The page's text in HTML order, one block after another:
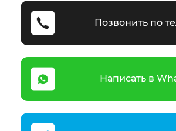
Позвонить по
Написать в